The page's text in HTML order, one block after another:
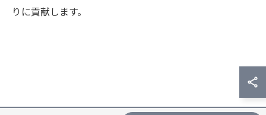
りに貢献します。無料相談・お見積りはこちら